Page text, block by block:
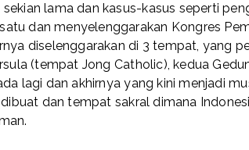
lama dan kasus-kasus seperti
dan menyelenggarakan Kongres
diselenggarakan di 3 tempat, yang
(tempat Jong Catholic), kedua
lagi dan akhirnya yang kini menjadi
dan tempat sakral dimana